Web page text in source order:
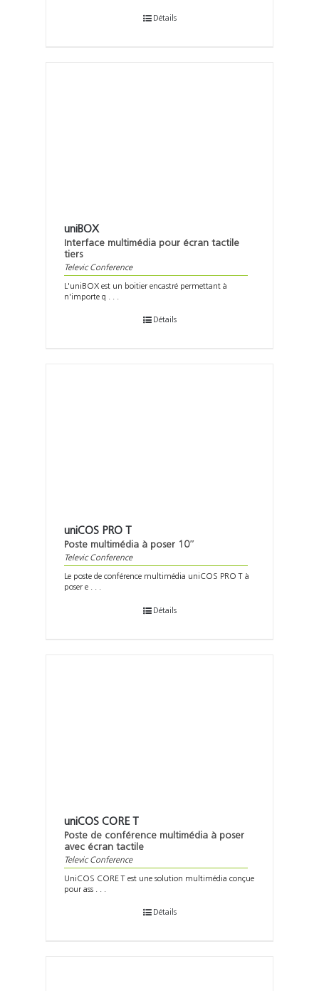
Détails
uniBOX
Interface multimédia pour écran tactile
tiers
Televic Conference
L'uniBOX est un boitier encastré permettant à
n'importe q . . .
Détails
uniCOS PRO T
Poste multimédia à poser 10″
Televic Conference
Le poste de conférence multimédia uniCOS PRO T à
poser e . . .
Détails
uniCOS CORE T
Poste de conférence multimédia à poser
avec écran tactile
Televic Conference
UniCOS CORE T est une solution multimédia conçue
pour ass . . .
Détails